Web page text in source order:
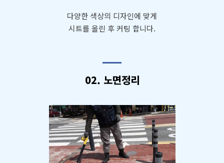
다양한 색상의 디자인에 맞게
시트를 올린 후 커팅 합니다.
02. 노면정리